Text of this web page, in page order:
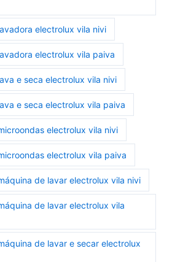
electrolux vila nivi
electrolux vila paiva
e seca electrolux vila nivi
e seca electrolux vila paiva
electrolux vila nivi
electrolux vila paiva
de lavar electrolux vila nivi
de lavar electrolux vila
de lavar e secar electrolux